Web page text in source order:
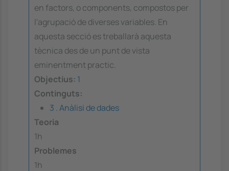
en factors, o components, compostos per
l'agrupació de diverses variables. En
aquesta secció es treballarà aquesta
tècnica des de un punt de vista
eminentment practic.
Objectius: 1
Continguts:
3 . Anàlisi de dades
Teoria
1h
Problemes
1h